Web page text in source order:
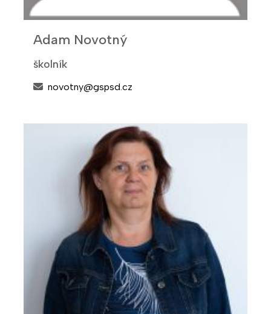
Adam Novotný
školník
novotny@gspsd.cz